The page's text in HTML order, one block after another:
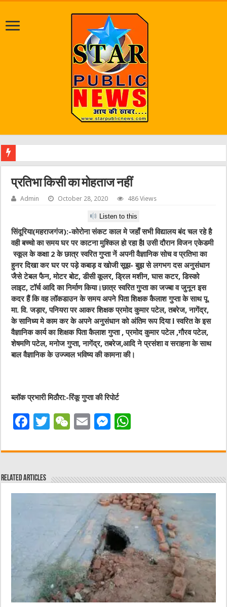
प्रतिभा किसी का मोहताज नहीं
Admin October 28, 2020 486 Views
Listen to this
सिंदूरिया(महराजगंज):-कोरोना संकट काल मे जहाँ सभी विद्यालय बंद चल रहे है
वही बच्चो का समय घर पर काटना मुश्किल हो रहा हैl उसी दौरान विजन एकेडमी
स्कूल के कक्षा 2 के छात्र स्वरित गुप्ता नें अपनी वैज्ञानिक सोच व प्रतिभा का
हुनर दिखा कर घर पर पड़े कबाड़व खोजी सूझ- बुझ से लगभग दस अनुसंधान
जैसे टेबल फैन, मोटर बोट, डीसी कूलर, ड्रिल मशीन, घास कटर, डिस्को
लाइट, टॉर्च आदि का निर्माण किया।छात्र स्वरित गुप्ता का जज्बा व जुनून इस
कदर हैं कि वह लॉकडाउन के समय अपने पिता शिक्षक कैलाश गुप्ता के साथ पू.
मा. वि. जड़ार, पनियरा पर आकर शिक्षक प्रमोद कुमार पटेल, तबरेज, नागेंद्र,
के सानिध्य मे काम कर के अपनेअनुसंधान को अंतिम रूप दिया l स्वरित के इस
वैज्ञानिक कार्य का शिक्षक पिता कैलाश गुप्ता , प्रमोद कुमार पटेल ,गौरव पटेल,
शेषमणि पटेल, मनोज गुप्ता, नागेंद्र, तबरेज,आदि ने प्रसंशा व सराहना के साथ
बाल वैज्ञानिक के उज्ज्वल भविष्य की कामना की।
ब्लॉक प्रभारी मिठौरा:-रिंकू गुप्ता की रिपोर्ट
F
c
e
b
T
it
r
W
C
at
E
ai
M
ss
n
g
er
at
A
p
p
Related Articles